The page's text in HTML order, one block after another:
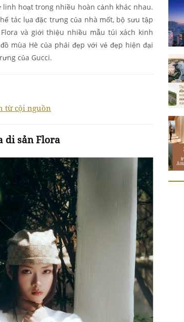
hoạt trong nhiều hoàn cảnh khác nhau.
tác lụa đặc trưng của nhà mốt, bộ sưu tập
và giới thiệu nhiều mẫu túi xách kinh
mùa Hè của phái đẹp với vẻ đẹp hiện đại
của Gucci.
từ cội nguồn
di sản Flora